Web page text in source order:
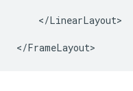
</LinearLayout>
</FrameLayout